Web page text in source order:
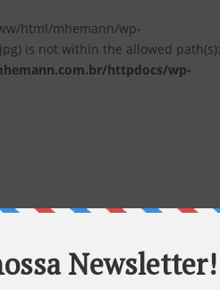
html/mhemann/wp-
is not within the allowed path(s):
httpdocs/wp-